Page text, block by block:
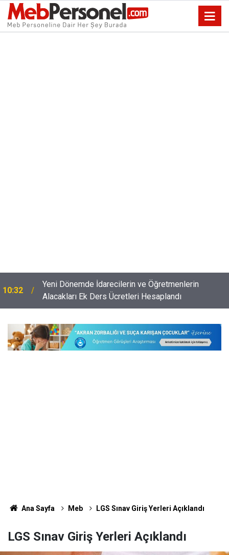
10:32
Yeni Dönemde İdarecilerin ve Öğretmenlerin
Alacakları Ek Ders Ücretleri Hesaplandı
Ana Sayfa Meb LGS Sınav Giriş Yerleri Açıklandı
LGS Sınav Giriş Yerleri Açıklandı